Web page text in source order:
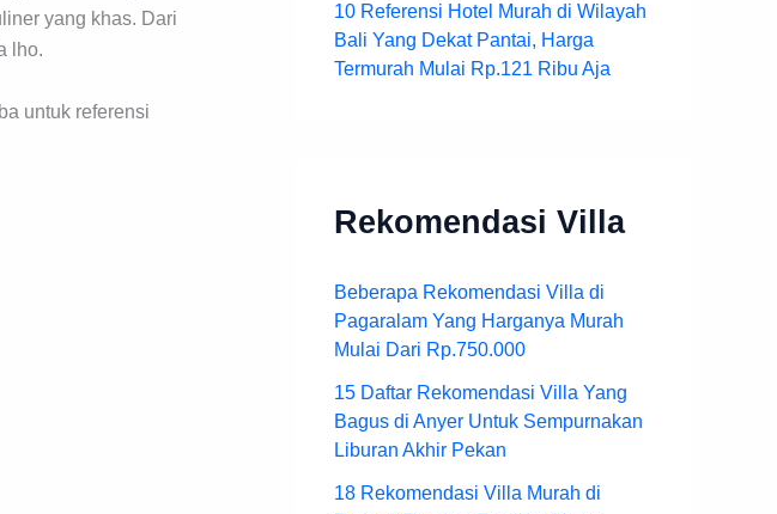
yang khas. Dari
lho.
untuk referensi
10 Referensi Hotel Murah di Wilayah
Bali Yang Dekat Pantai, Harga
Termurah Mulai Rp.121 Ribu Aja
Rekomendasi Villa
Beberapa Rekomendasi Villa di
Pagaralam Yang Harganya Murah
Mulai Dari Rp.750.000
15 Daftar Rekomendasi Villa Yang
Bagus di Anyer Untuk Sempurnakan
Liburan Akhir Pekan
18 Rekomendasi Villa Murah di